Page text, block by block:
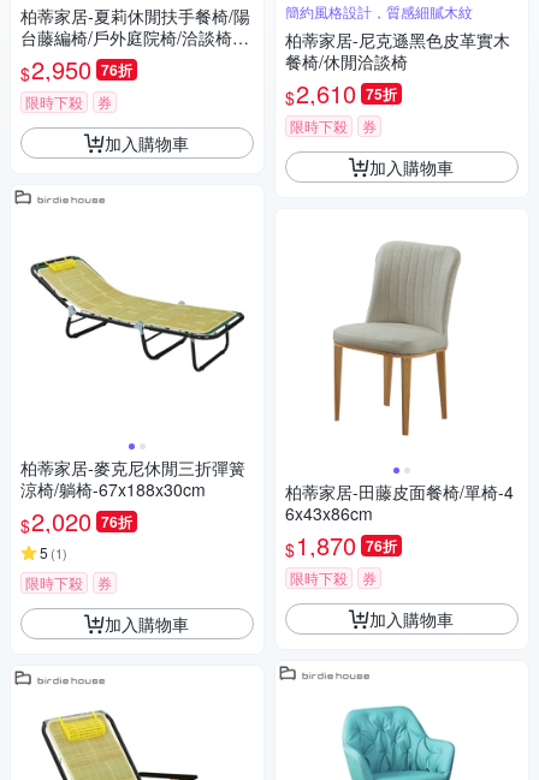
柏蒂家居-夏莉休閒扶手餐椅/陽
台藤編椅/戶外庭院椅/洽談椅-6
0x57x82cm
$2,950 76折
限時下殺 券
加入購物車
柏蒂家居-麥克尼休閒三折彈簧
涼椅/躺椅-67x188x30cm
$2,020 76折
5 (1)
限時下殺 券
加入購物車
簡約風格設計，質感細膩木紋
柏蒂家居-尼克遜黑色皮革實木
餐椅/休閒洽談椅
$2,610 75折
限時下殺 券
加入購物車
柏蒂家居-田藤皮面餐椅/單椅-4
6x43x86cm
$1,870 76折
限時下殺 券
加入購物車